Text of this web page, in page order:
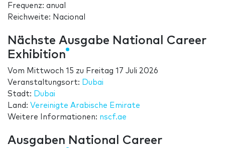
Frequenz: anual
Reichweite: Nacional
Nächste Ausgabe National Career
Exhibition
Vom Mittwoch 15 zu Freitag 17 Juli 2026
Veranstaltungsort: Dubai
Stadt: Dubai
Land: Vereinigte Arabische Emirate
Weitere Informationen: nscf.ae
Ausgaben National Career